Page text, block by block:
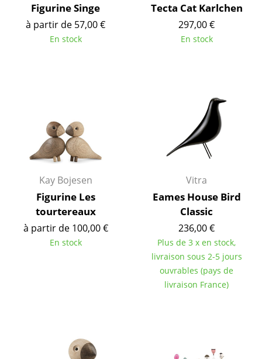
Tables hautes & Pupitres
Tables enfants
... voir toutes les tables
Rangements
Étagères & Armoires
Bibliothèques
Étagères murales
Buffets & Commodes
Garde-robes
Figurine Singe
à partir de 57,00 €
En stock
Tecta Cat Karlchen
297,00 €
En stock
Kay Bojesen
Figurine Les
tourtereaux
à partir de 100,00 €
En stock
Vitra
Eames House Bird
Classic
236,00 €
Plus de 3 x en stock,
livraison sous 2-5 jours
ouvrables (pays de
livraison France)